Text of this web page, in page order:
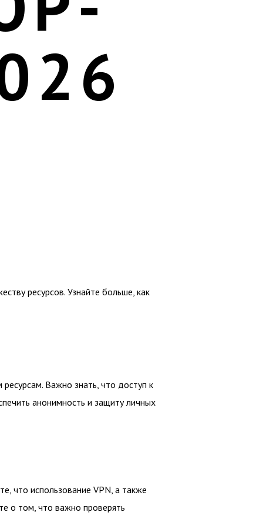
ресурсов. Узнайте больше, как
Важно знать, что доступ к
анонимность и защиту личных
что использование VPN, а также
о том, что важно проверять